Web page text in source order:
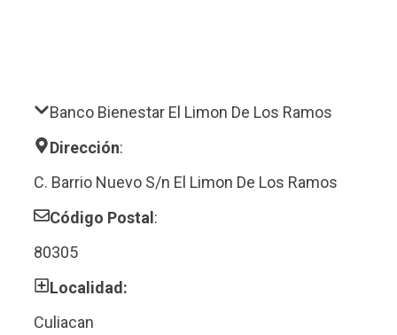
Banco Bienestar El Limon De Los Ramos
Dirección:
C. Barrio Nuevo S/n El Limon De Los Ramos
Código Postal :
80305
Localidad:
Culiacan